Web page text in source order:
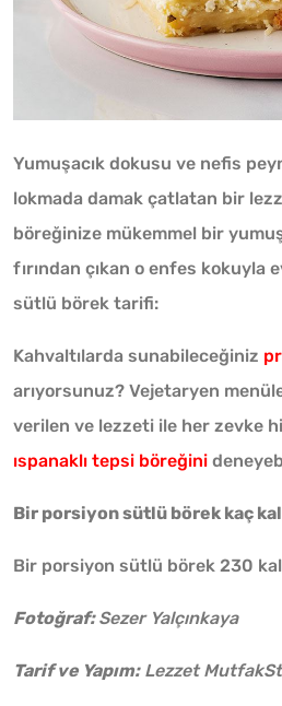
Yumuşacık dokusu ve nefis
lokmada damak çatlatan bir
böreğinize mükemmel bir
fırından çıkan o enfes kokuyla
sütlü börek tarifi:
Kahvaltılarda sunabileceğiniz
arıyorsunuz? Vejetaryen
verilen ve lezzeti ile her zevke
ıspanaklı tepsi böreğini
Bir porsiyon sütlü börek kaç
Bir porsiyon sütlü börek 230
Fotoğraf:Sezer Yalçınkaya
Tarif ve Yapım:Lezzet